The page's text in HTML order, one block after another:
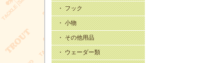
・ フック
・ 小物
・ その他用品
・ ウェーダー類